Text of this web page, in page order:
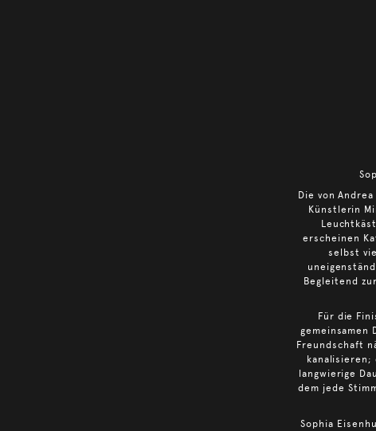
Die von
Künstlerin
erscheinen
selbst
Begleitend
Für die
gemeinsamen
Freundschaft
kanalisieren;
langwierige
dem jede
Sophia